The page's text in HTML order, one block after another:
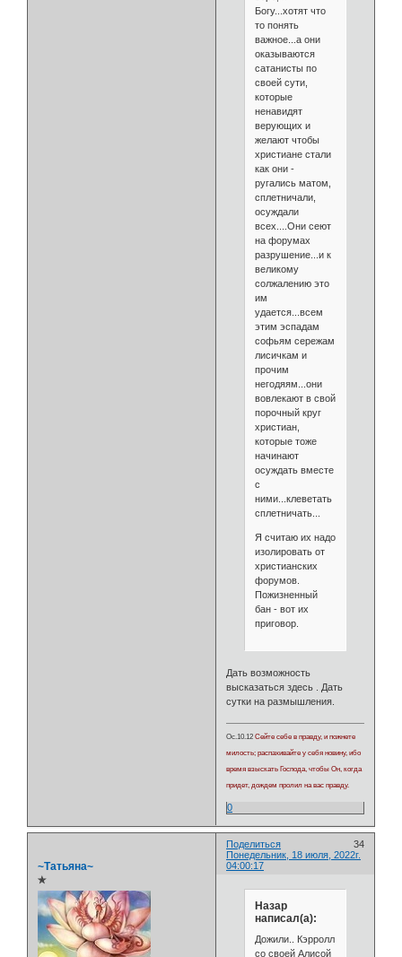
Богу...хотят что
то понять
важное...а они
оказываются
сатанисты по
своей сути,
которые
ненавидят
верующих и
желают чтобы
христиане стали
как они -
ругались матом,
сплетничали,
осуждали
всех....Они сеют
на форумах
разрушение...и к
великому
солжалению это
им
удается...всем
этим эспадам
софьям сережам
лисичкам и
прочим
негодяям...они
вовлекают в свой
порочный круг
христиан,
которые тоже
начинают
осуждать вместе
с
ними...клеветать
сплетничать...
Я считаю их надо
изолировать от
христианских
форумов.
Пожизненный
бан - вот их
приговор.
Дать возможность
высказаться здесь . Дать
сутки на размышления.
Ос.10.12Сейте себе в правду, и пожнете
милость; распахивайте у себя новину, ибо
время взыскать Господа, чтобы Он, когда
придет, дождем пролил на вас правду.
0
Поделиться
34
Понедельник, 18 июля, 2022г.
04:00:17
~Татьяна~
✯
Назар
написал(а):
Дожили.. Кэрролл
со своей Алисой